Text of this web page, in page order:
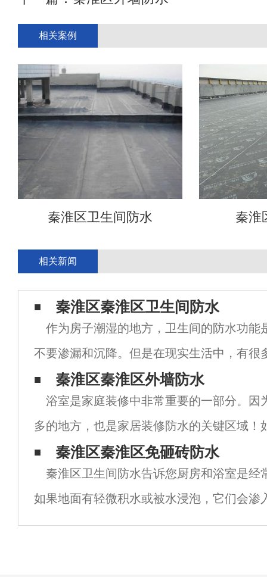
相关案例
秦淮区卫生间防水 秦淮
相关新闻
秦淮区秦淮区卫生间防水
作为房子潮湿的地方，卫生间的防水功能
不要渗漏和沉降。但是在现实生活中，有很
做防水。他们要么只做防水，不做蓄水试验
水材料，导致干裂。有这么多问题，怎么做
秦淮区秦淮区外墙防水
浴室是家庭装修中非常重要的一部分。因
多的地方，也是家居装修防水的关键区域！
不仅会给自己造成损失，还会给楼下的居民
浴室防水应注意哪些细节。秦淮区卫生间防
秦淮区秦淮区免砸砖防水
秦淮区卫生间防水告诉您厨房和浴室是经
如果地面有轻微积水或被水浸泡，它们会渗
不方便使用，造成不必要的经济损失，而且